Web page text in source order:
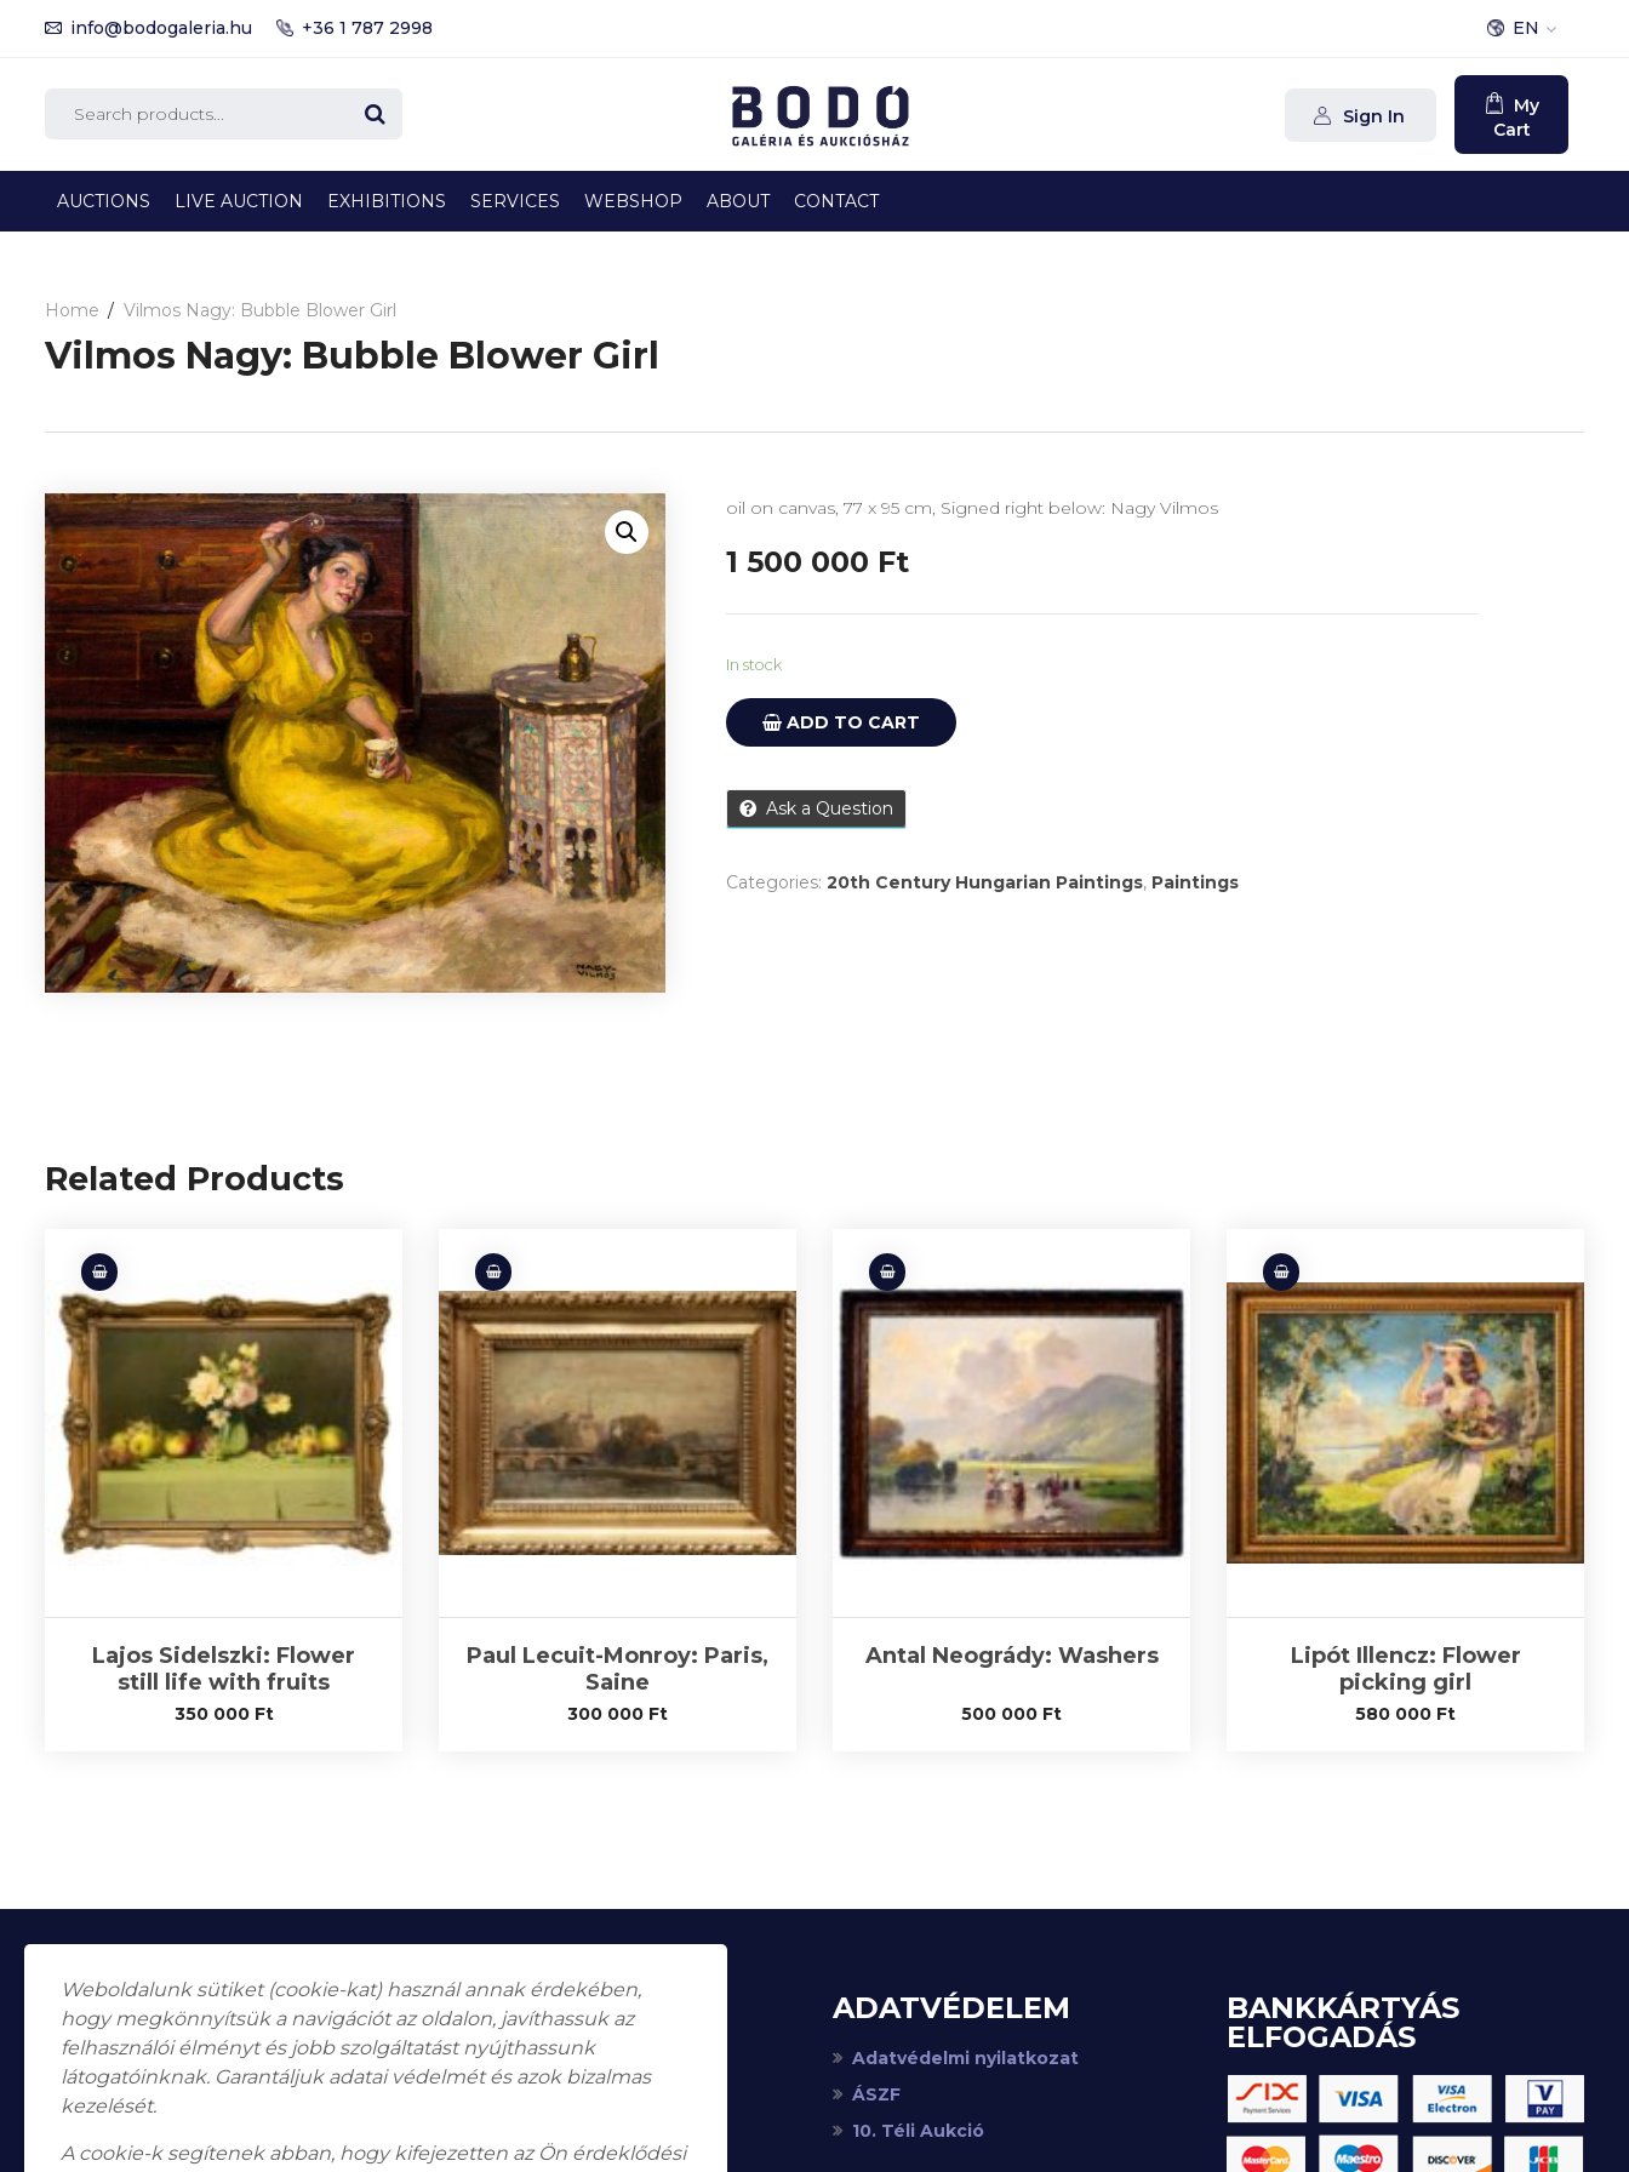
EN
+36 1 787 2998
info@bodogaleria.hu
Sign In
My
Cart
AUCTIONS LIVE AUCTION EXHIBITIONS SERVICES WEBSHOP ABOUT CONTACT
Home Vilmos Nagy: Bubble Blower Girl
Vilmos Nagy: Bubble Blower Girl
oil on canvas, 77 x 95 cm, Signed right below: Nagy Vilmos
1 500 000 Ft
In stock
ADD TO CART
Ask a Question
Categories: 20th Century Hungarian Paintings, Paintings
Related Products
Lajos Sidelszki: Flower
still life with fruits
350 000 Ft
Paul Lecuit-Monroy: Paris,
Saine
300 000 Ft
Antal Neogrády: Washers
500 000 Ft
Lipót Illencz: Flower
picking girl
580 000 Ft
Falk Miksa utca 24-26. H-1055
Budapest
NyitvatartásHétfő, Péntek: 10:00–18:00
ADATVÉDELEM
Adatvédelmi nyilatkozat
ÁSZF
10. Téli Aukció
BANKKÁRTYÁS
ELFOGADÁS
Weboldalunk sütiket (cookie-kat) használ annak érdekében,
hogy megkönnyítsük a navigációt az oldalon, javíthassuk az
felhasználói élményt és jobb szolgáltatást nyújthassunk
látogatóinknak. Garantáljuk adatai védelmét és azok bizalmas
kezelését.
A cookie-k segítenek abban, hogy kifejezetten az Ön érdeklődési